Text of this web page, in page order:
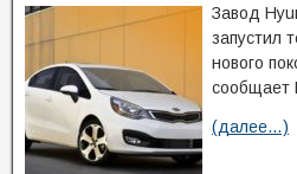
Завод
запустил
нового
сообщает
(далее…)